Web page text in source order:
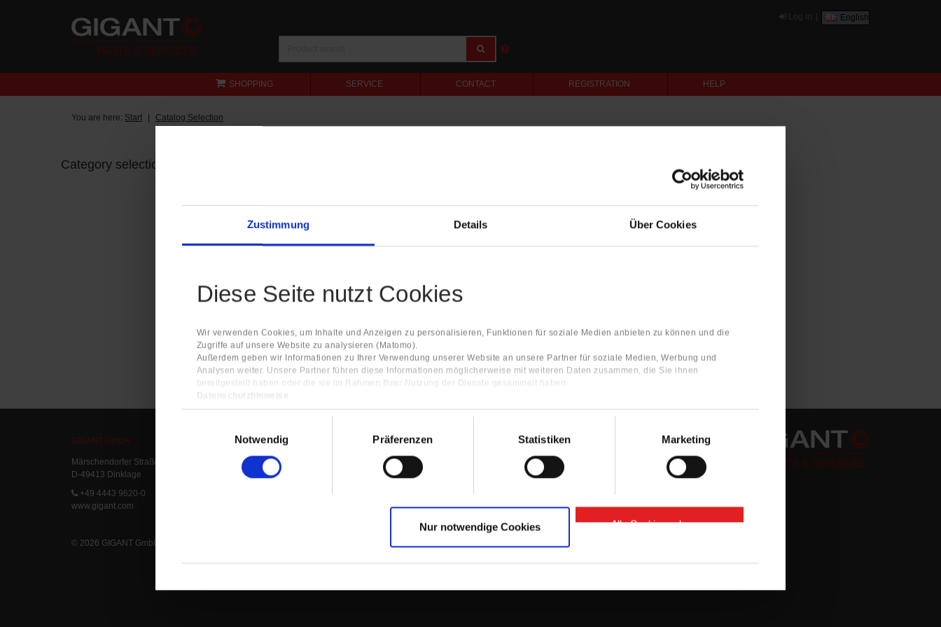
Zustimmung Details Über Cookies
Diese Seite nutzt Cookies
Wir verwenden Cookies, um Inhalte und Anzeigen zu personalisieren, Funktionen für soziale Medien anbieten zu können und die
Zugriffe auf unsere Website zu analysieren (Matomo).
Außerdem geben wir Informationen zu Ihrer Verwendung unserer Website an unsere Partner für soziale Medien, Werbung und
Analysen weiter. Unsere Partner führen diese Informationen möglicherweise mit weiteren Daten zusammen, die Sie ihnen
bereitgestellt haben oder die sie im Rahmen Ihrer Nutzung der Dienste gesammelt haben.
Datenschutzhinweise
Impressum
Notwendig
Präferenzen Statistiken Marketing
Nur notwendige Cookies Alle Cookies zulassen
Log in English
SHOPPING SERVICE CONTACT REGISTRATION HELP
You are here: Start Catalog Selection
Category selection
GIGANT GmbH
Märschendorfer Straße 42
D-49413 Dinklage
+49 4443 9620-0
www.gigant.com
Service
Service Locator
Delivery Information
Contact Person
Contact form
© 2026 GIGANT GmbH